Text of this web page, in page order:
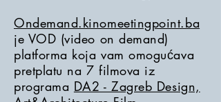
Ondemand.kinomeetingpoint.ba
je VOD (video on demand)
platforma koja vam omogućava
pretplatu na 7 filmova iz
programa DA2 - Zagreb Design,